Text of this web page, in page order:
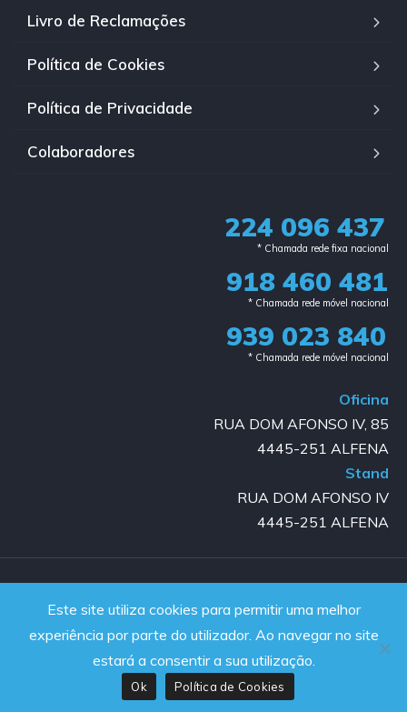
Livro de Reclamações
Política de Cookies
Política de Privacidade
Colaboradores
224 096 437
* Chamada rede fixa nacional​
918 460 481
* Chamada rede móvel nacional
939 023 840​
* Chamada rede móvel nacional
Oficina
RUA DOM AFONSO IV, 85
4445-251 ALFENA
Stand
RUA DOM AFONSO IV
4445-251 ALFENA
Powered by JanelaWeb
Este site utiliza cookies para permitir uma melhor
experiência por parte do utilizador. Ao navegar no site
estará a consentir a sua utilização.
Ok Política de Cookies